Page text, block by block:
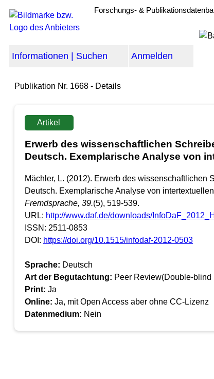
Forschungs- &
Informationen | Suchen Anmelden
Publikation Nr. 1668 - Details
Artikel
Erwerb des wissenschaftlichen
Deutsch. Exemplarische Analyse von
Mächler, L. (2012). Erwerb des wissenschaftlichen
Deutsch. Exemplarische Analyse von
Fremdsprache, 39.(5), 519-539.
URL: http://www.daf.de/downloads/
ISSN: 2511-0853
DOI: https://doi.org/10.1515/infodaf-2012-0503
Sprache: Deutsch
Art der Begutachtung: Peer Review(Double-blind
Print: Ja
Online: Ja, mit Open Access aber ohne CC-Lizenz
Datenmedium: Nein